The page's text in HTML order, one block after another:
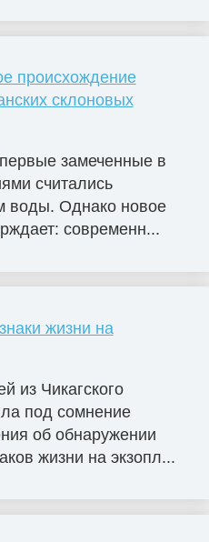
происхождение
склоновых
замеченные в
считались
воды. Однако новое
современн...
жизни на
из Чикагского
под сомнение
об обнаружении
жизни на экзопл...